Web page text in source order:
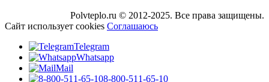
Polvteplo.ru © 2012-2025. Все права защищены.
Сайт использует cookies Соглашаюсь
Telegram
Whatsapp
Mail
8-800-511-65-10